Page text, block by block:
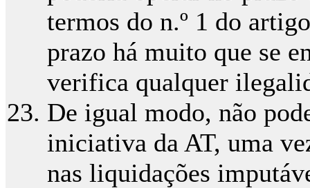
termos do n.º 1 do
prazo há muito que se
verifica qualquer
De igual modo, não
iniciativa da AT, uma
nas liquidações